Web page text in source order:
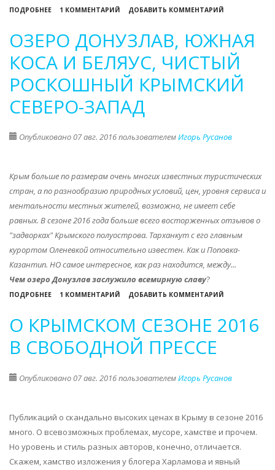
ПОДРОБНЕЕ
ФЕСТИВАЛИ,
ПРАЗДНИКИ,
ТУРИСТИЧЕСКИЕ
СОБЫТИЯ
2016
1 КОММЕНТАРИЙ ДОБАВИТЬ КОММЕНТАРИЙ
ОЗЕРО ДОНУЗЛАВ, ЮЖНАЯ
КОСА И БЕЛЯУС, ЧИСТЫЙ
РОСКОШНЫЙ КРЫМСКИЙ
СЕВЕРО-ЗАПАД
Опубликовано 07 авг. 2016 пользователемИгорь Русанов
Крым больше по размерам очень многих известных туристических
стран, а по разнообразию природных условий, цен, уровня сервиса и
ментальности местных жителей, возможно, не имеет себе
равных. В сезоне 2016 года больше всего восторженных отзывов о
"задворках" Крымского полуострова. Тарханкут с его главным
курортом Оленевкой относительно известен. Как и Поповка-
Казантип. НО самое интересное, как раз находится, между...
Чем озеро Донузлав заслужило всемирную славу?
ПОДРОБНЕЕ
ДОНУЗЛАВ,
КОСА
БЕЛЯУС,
1 КОММЕНТАРИЙ ДОБАВИТЬ КОММЕНТАРИЙ
О КРЫМСКОМ СЕЗОНЕ 2016
В СВОБОДНОЙ ПРЕССЕ
Опубликовано 07 авг. 2016 пользователемИгорь Русанов
Публикаций о скандально высоких ценах в Крыму в сезоне 2016
много. О всевозможных проблемах, мусоре, хамстве и прочем.
Но уровень и стиль разных авторов, конечно, отличается.
Скажем, хамство изложения у блогера Харламова и явный